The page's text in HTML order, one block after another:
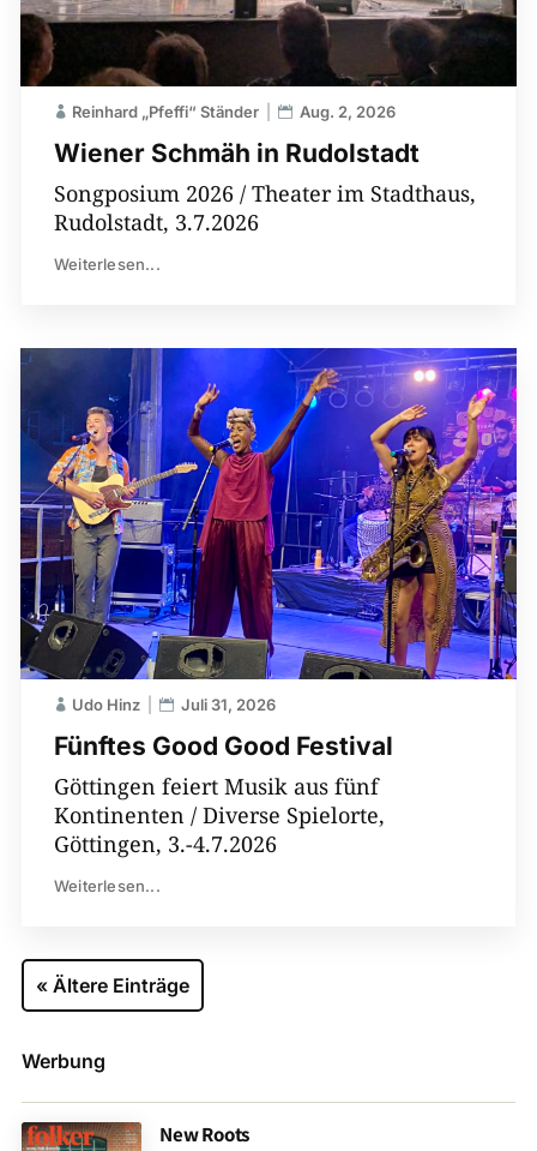
Wiener Schmäh in Rudolstadt
Reinhard „Pfeffi“ Ständer Aug. 2, 2026
Songposium 2026 / Theater im Stadthaus,
Rudolstadt, 3.7.2026
Weiterlesen...
Fünftes Good Good Festival
Udo Hinz Juli 31, 2026
Göttingen feiert Musik aus fünf
Kontinenten / Diverse Spielorte,
Göttingen, 3.-4.7.2026
Weiterlesen...
« Ältere Einträge
Werbung
New Roots